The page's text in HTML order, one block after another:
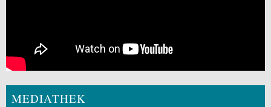
MEDIATHEK